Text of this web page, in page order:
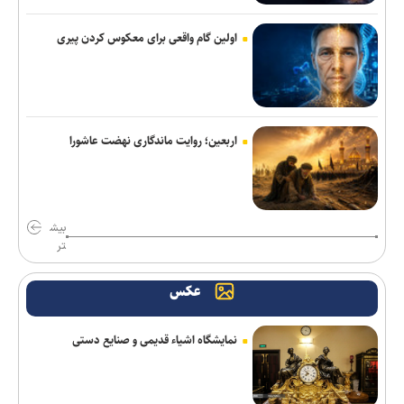
انصاری: خسارت‌های زیست‌محیطی جنگ در خلیج فارس را مطالبه‌
می‌کنیم
تشکیل تیم کارآگاهانِ زبده برای دستگیری عاملانِ قتل حمیدرضا
رجب‌زاده
Gem یک وب‌سایت را برای هر کاربر، اختصاصی دیزاین می‌کند
تقویت ناوگان هوایی هلال‌احمر با الحاق ۲۴ بالگرد جدید
دبیر: ابراهیم هادی با کفش کشتی شهید شد/ درد و بلای خبرنگاران
وطن پرست بخورد بر سر شبکه اینترنشنال
با وجود ساز‌های مخالف، قلعه نویی سرمربی ایران در جام ملت‌ها است/
جدایی الهویی و چند مربی دیگر از تیم ملی
سونی بازمی‌گردند
اولین گام واقعی برای معکوس کردن پیری
اربعین؛ روایت ماندگاری نهضت عاشورا
بیش
تر
عکس
نمایشگاه اشیاء قدیمی و صنایع دستی